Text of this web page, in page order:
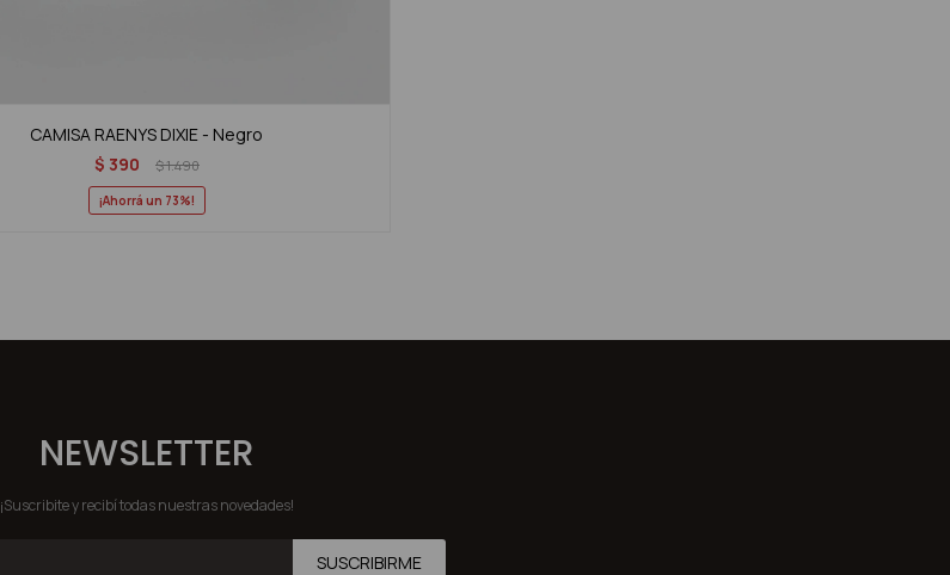
CAMISA RAENYS DIXIE - Negro
$ 390 $1.490
73
NEWSLETTER
¡Suscribite y recibí todas nuestras novedades!
SUSCRIBIRME